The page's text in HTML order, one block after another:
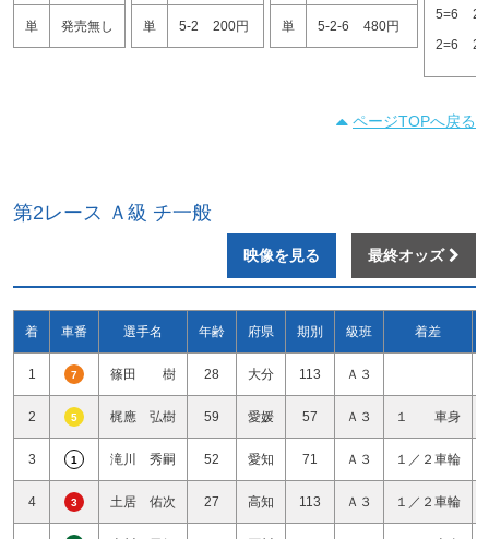
単 発売無し 単 5-2 200円 単 5-2-6 480円
5=6
2=6
ページTOPへ戻る
第2レース Ａ級 チ一般
映像を見る 最終オッズ
着 車番 選手名 年齢 府県 期別 級班 着差
1 7 篠田 樹 28 大分 113 Ａ３
2 5 梶應 弘樹 59 愛媛 57 Ａ３ １ 車身
3 1 滝川 秀嗣 52 愛知 71 Ａ３ １／２車輪
4 3 土居 佑次 27 高知 113 Ａ３ １／２車輪